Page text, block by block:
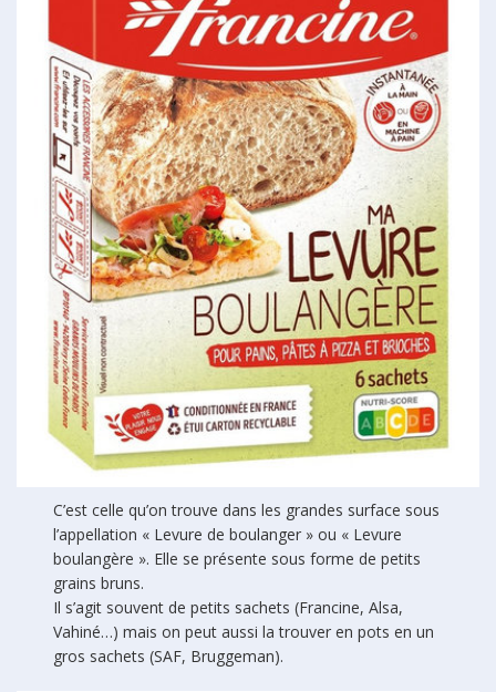
C’est celle qu’on trouve dans les grandes surface sous
l’appellation « Levure de boulanger » ou « Levure
boulangère ». Elle se présente sous forme de petits
grains bruns.
Il s’agit souvent de petits sachets (Francine, Alsa,
Vahiné…) mais on peut aussi la trouver en pots en un
gros sachets (SAF, Bruggeman).